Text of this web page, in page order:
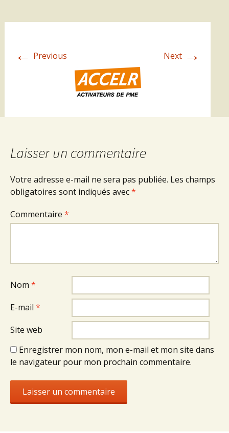
← Previous Next →
Laisser un commentaire
Votre adresse e-mail ne sera pas publiée. Les champs
obligatoires sont indiqués avec*
Commentaire *
Nom *
E-mail *
Site web
Enregistrer mon nom, mon e-mail et mon site dans
le navigateur pour mon prochain commentaire.